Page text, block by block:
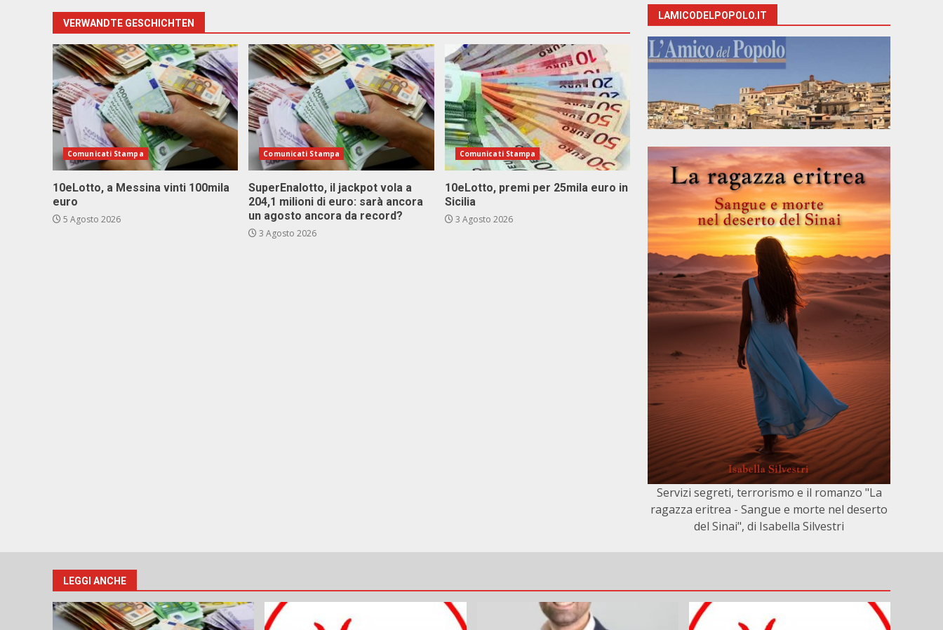
VERWANDTE GESCHICHTEN
Comunicati Stampa
10eLotto, a Messina vinti 100mila
euro
5 Agosto 2026
Comunicati Stampa
SuperEnalotto, il jackpot vola a
204,1 milioni di euro: sarà ancora
un agosto ancora da record?
3 Agosto 2026
Comunicati Stampa
10eLotto, premi per 25mila euro in
Sicilia
3 Agosto 2026
LAMICODELPOPOLO.IT
Servizi segreti, terrorismo e il romanzo "La
ragazza eritrea - Sangue e morte nel deserto
del Sinai", di Isabella Silvestri
LEGGI ANCHE